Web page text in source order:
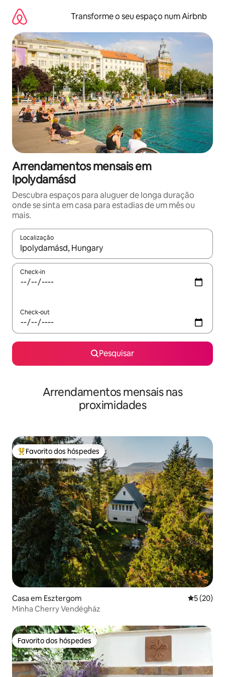
para
conteúdo
Transforme o seu espaço num Airbnb
Arrendamentos mensais em
Ipolydamásd
Descubra espaços para aluguer de longa duração
onde se sinta em casa para estadias de um mês ou
mais.
Localização
Quando os resultados estiverem disponíveis, navegue com
Check-in
Check-out
Pesquisar
Arrendamentos mensais nas
proximidades
Favoritos dos hóspedes mais apreciados
Favorito dos hóspedes
Casa em Esztergom
5 (20)
Minha Cherry Vendégház
Favorito dos hóspedes
Favorito dos hóspedes